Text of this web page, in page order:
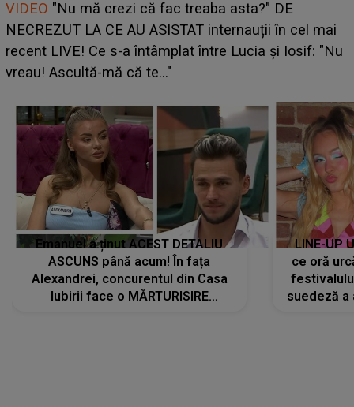
Cine este Bianca, tânăra clujeancă luată pe scenă la
UNTOLD ONE de Zara Larsson? Aceasta a dezvăluit
ce i-a spus artista suedeză în culise: „Nu am fost
pregătită...”
Emanuel a ținut ACEST DETALIU
ASCUNS până acum! În fața
Alexandrei, concurentul din Casa
Iubirii face o MĂRTURISIRE
LINE-UP
ce oră
suedeză a